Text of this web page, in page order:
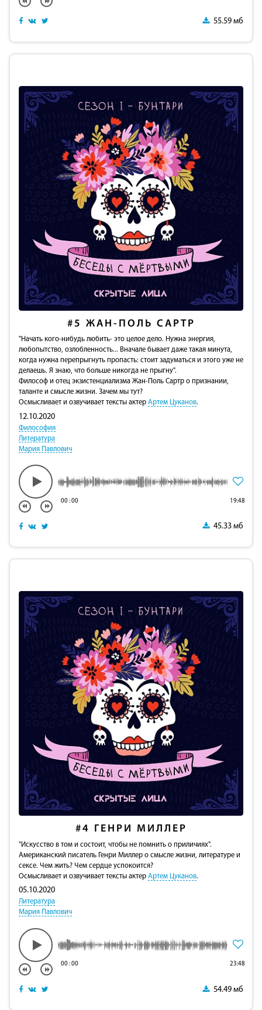
55.59 мб
#5 ЖАН-ПОЛЬ САРТР
"Начать кого-нибудь любить- это целое дело. Нужна энергия,
любопытство, озлобленность... Вначале бывает даже такая минута,
когда нужна перепрыгнуть пропасть: стоит задуматься и этого уже не
делаешь. Я знаю, что больше никогда не прыгну".
Философ и отец экзистенциализма Жан-Поль Сартр о признании,
таланте и смысле жизни. Зачем мы тут?
Осмысливает и озвучивает тексты актер Артем Цуканов.
12.10.2020
Философия
Литература
Мария Павлович
00:00 19:48
45.33 мб
#4 ГЕНРИ МИЛЛЕР
"Искусство в том и состоит, чтобы не помнить о приличиях".
Американский писатель Генри Миллер о смысле жизни, литературе и
сексе. Чем жить? Чем сердце успокоится?
Осмысливает и озвучивает тексты актер Артем Цуканов.
05.10.2020
Литература
Мария Павлович
00:00 23:48
54.49 мб